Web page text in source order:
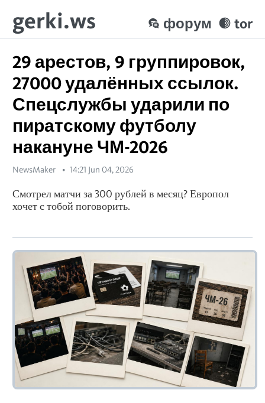
gerki.ws tor
форум
29 арестов, 9 группировок,
27000 удалённых ссылок.
Спецслужбы ударили по
пиратскому футболу
накануне ЧМ-2026
NewsMaker 14:21 Jun 04, 2026
Смотрел матчи за 300 рублей в месяц? Европол
хочет с тобой поговорить.